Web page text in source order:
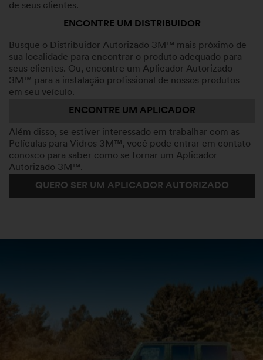
de seus clientes.
ENCONTRE UM DISTRIBUIDOR
Busque o Distribuidor Autorizado 3M™ mais próximo de
sua localidade para encontrar o produto adequado para
seus clientes. Ou, encontre um Aplicador Autorizado
3M™ para a instalação profissional de nossos produtos
em seu veículo.
ENCONTRE UM APLICADOR
Além disso, se estiver interessado em trabalhar com as
Películas para Vidros 3M™, você pode entrar em contato
conosco para saber como se tornar um Aplicador
Autorizado 3M™.
QUERO SER UM APLICADOR AUTORIZADO